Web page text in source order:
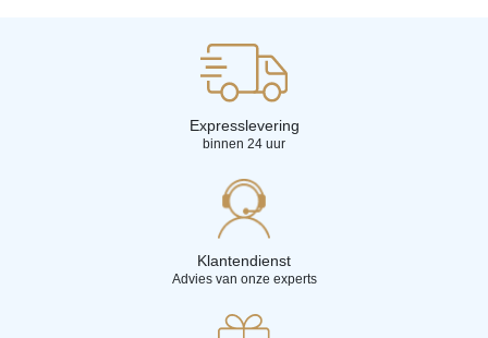
Expresslevering
binnen 24 uur
Klantendienst
Advies van onze experts